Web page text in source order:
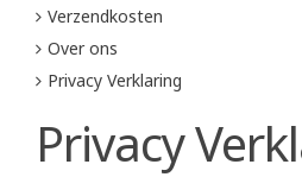
Verzendkosten
Over ons
Privacy Verklaring
Privacy